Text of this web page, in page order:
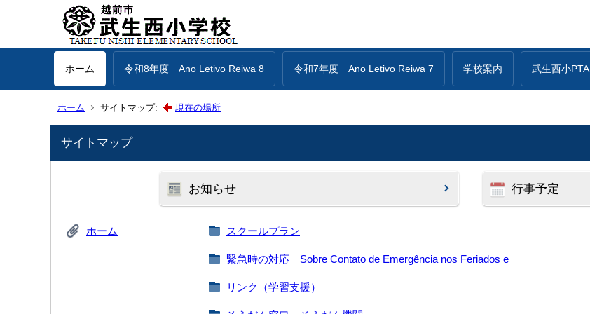
ホーム 令和8年度 Ano Letivo Reiwa 8 令和7年度 Ano Letivo Reiwa 7 学校案内 武生西小PTA
ホーム サイトマップ: 現在の場所
サイトマップ
お知らせ 行事予定
ホーム スクールプラン
緊急時の対応 Sobre Contato de Emergência nos Feriados e
リンク（学習支援）